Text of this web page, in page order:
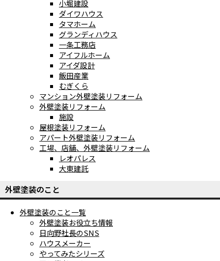
小堀建設
ダイワハウス
タマホーム
グランディハウス
一条工務店
アイフルホーム
アイダ設計
飯田産業
むぎくら
マンション外壁塗装リフォーム
外壁塗装リフォーム
施設
屋根塗装リフォーム
アパート外壁塗装リフォーム
工場、店舗、外壁塗装リフォーム
レオパレス
大東建託
外壁塗装のこと
外壁塗装のこと一覧
外壁塗装お役立ち情報
日向野社長のSNS
ハウスメーカー
やってみたシリーズ